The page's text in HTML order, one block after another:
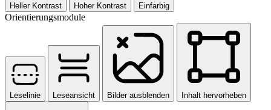
Heller Kontrast Hoher Kontrast Einfarbig
Orientierungsmodule
Leselinie Leseansicht Bilder ausblenden Inhalt hervorheben